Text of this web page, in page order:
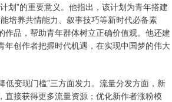
划”的重要意义。他指出，该计划为青年搭建
培养共情能力、叙事技巧等新时代必备素
品，帮助青年群体树立正确价值观。他还建
创作者把握时代机遇，在实现中国梦的伟大
低变现门槛”三方面发力。流量分发方面，新
接获得更多流量资源；优化新作者涨粉模